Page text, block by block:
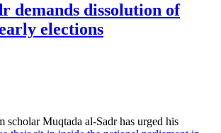
demands dissolution of
elections
scholar Muqtada al-Sadr has urged his